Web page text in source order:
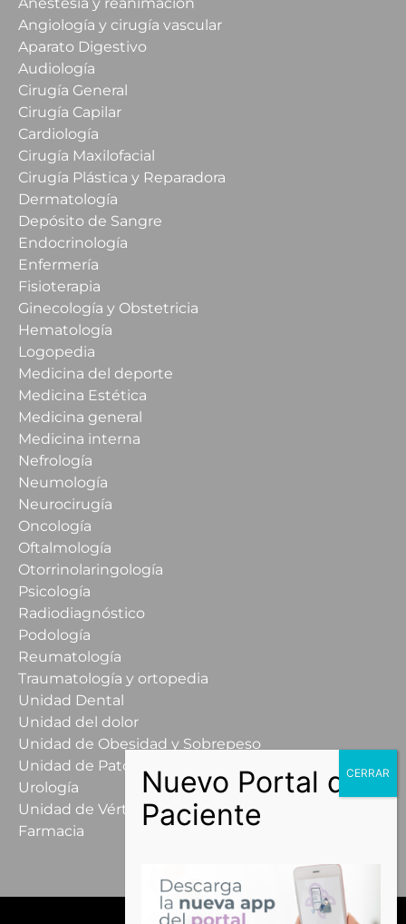
Angiología y cirugía vascular
Aparato Digestivo
Audiología
Cirugía General
Cirugía Capilar
Cardiología
Cirugía Maxilofacial
Cirugía Plástica y Reparadora
Dermatología
Depósito de Sangre
Endocrinología
Enfermería
Fisioterapia
Ginecología y Obstetricia
Hematología
Logopedia
Medicina del deporte
Medicina Estética
Medicina general
Medicina interna
Nefrología
Neumología
Neurocirugía
Oncología
Oftalmología
Otorrinolaringología
Psicología
Radiodiagnóstico
Podología
Reumatología
Traumatología y ortopedia
Unidad Dental
Unidad del dolor
Unidad de Obesidad y Sobrepeso
Unidad de Patología Mamaria
Urología
Unidad de Vértigo
Farmacia